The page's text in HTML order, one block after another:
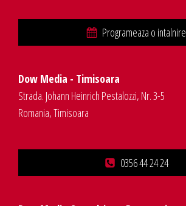
Programeaza o intalnire
Dow Media - Timisoara
Strada. Johann Heinrich Pestalozzi, Nr. 3-5
Romania, Timisoara
0356 44 24 24